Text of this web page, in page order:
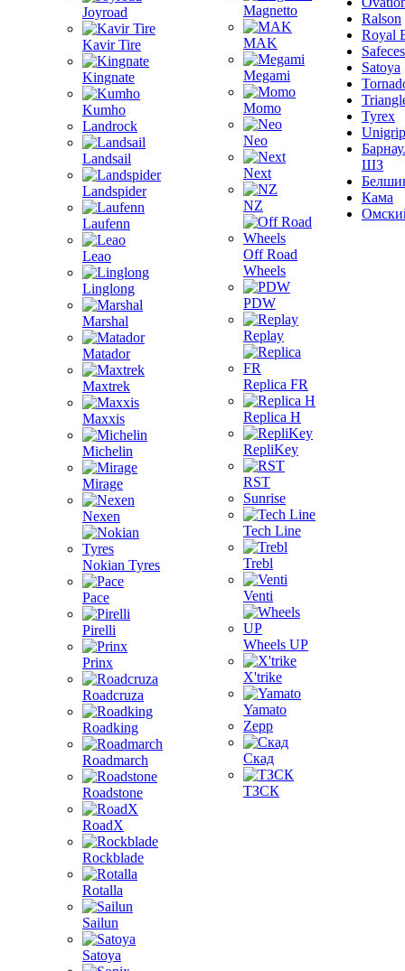
Joyroad
Kavir Tire
Kingnate
Kumho
Landrock
Landsail
Landspider
Laufenn
Leao
Linglong
Marshal
Matador
Maxtrek
Maxxis
Michelin
Mirage
Nexen
Nokian Tyres
Pace
Pirelli
Prinx
Roadcruza
Roadking
Roadmarch
Roadstone
RoadX
Rockblade
Rotalla
Sailun
Satoya
Magnetto
MAK
Megami
Momo
Neo
Next
NZ
Off Road
Wheels
PDW
Replay
Replica FR
Replica H
RepliKey
RST
Sunrise
Tech Line
Trebl
Venti
Wheels UP
X'trike
Yamato
Zepp
Скад
ТЗСК
Ralson
Royal
Satoya
Tyrex
Unigrip
ШЗ
Кама